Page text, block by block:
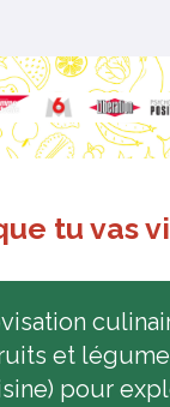
tu vas
et
pour